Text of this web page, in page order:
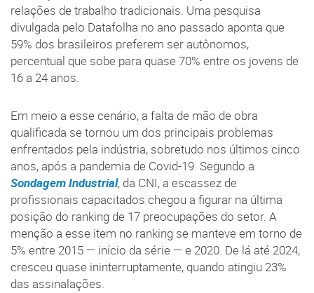
relações de trabalho tradicionais. Uma pesquisa
divulgada pelo Datafolha no ano passado aponta que
59% dos brasileiros preferem ser autônomos,
percentual que sobe para quase 70% entre os jovens de
16 a 24 anos.
Em meio a esse cenário, a falta de mão de obra
qualificada se tornou um dos principais problemas
enfrentados pela indústria, sobretudo nos últimos cinco
anos, após a pandemia de Covid-19. Segundo a
Sondagem Industrial, da CNI, a escassez de
profissionais capacitados chegou a figurar na última
posição do ranking de 17 preocupações do setor. A
menção a esse item no ranking se manteve em torno de
5% entre 2015 — início da série — e 2020. De lá até 2024,
cresceu quase ininterruptamente, quando atingiu 23%
das assinalações.